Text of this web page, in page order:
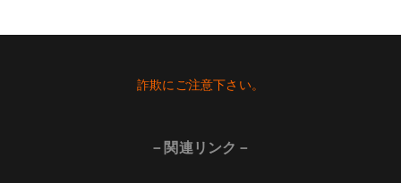
詐欺にご注意下さい。
－関連リンク－